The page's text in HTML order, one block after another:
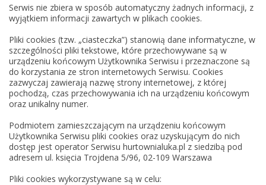
Serwis nie zbiera w sposób automatyczny żadnych informacji, z
wyjątkiem informacji zawartych w plikach cookies.
Pliki cookies (tzw. „ciasteczka”) stanowią dane informatyczne, w
szczególności pliki tekstowe, które przechowywane są w
urządzeniu końcowym Użytkownika Serwisu i przeznaczone są
do korzystania ze stron internetowych Serwisu. Cookies
zazwyczaj zawierają nazwę strony internetowej, z której
pochodzą, czas przechowywania ich na urządzeniu końcowym
oraz unikalny numer.
Podmiotem zamieszczającym na urządzeniu końcowym
Użytkownika Serwisu pliki cookies oraz uzyskującym do nich
dostęp jest operator Serwisu hurtownialuka.pl z siedzibą pod
adresem ul. księcia Trojdena 5/96, 02-109 Warszawa
Pliki cookies wykorzystywane są w celu: